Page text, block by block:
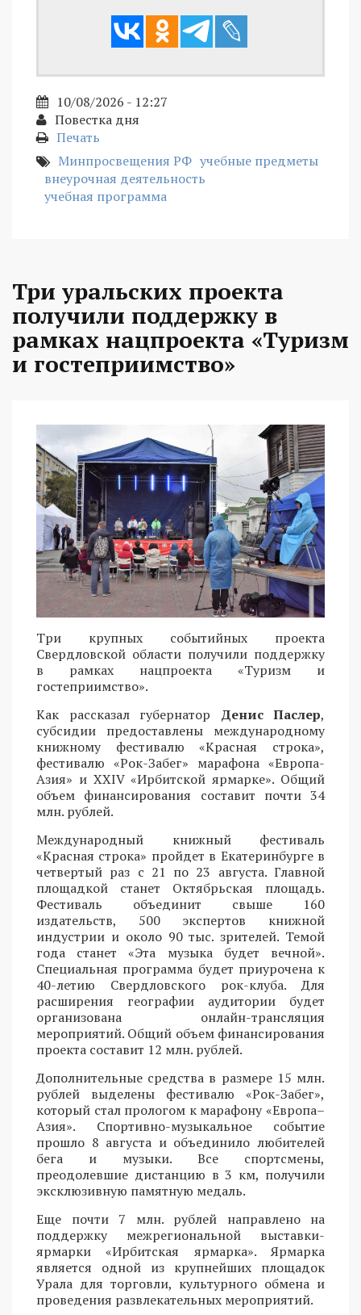
10/08/2026 - 12:27
Повестка дня
Печать
Минпросвещения РФ учебные предметы
внеурочная деятельность
учебная программа
Три уральских проекта
получили поддержку в
рамках нацпроекта «Туризм
и гостеприимство»
Три крупных событийных проекта
Свердловской области получили поддержку
в рамках нацпроекта «Туризм и
гостеприимство».
Как рассказал губернатор Денис Паслер,
субсидии предоставлены международному
книжному фестивалю «Красная строка»,
фестивалю «Рок-Забег» марафона «Европа-
Азия» и XXIV «Ирбитской ярмарке». Общий
объем финансирования составит почти 34
млн. рублей.
Международный книжный фестиваль
«Красная строка» пройдет в Екатеринбурге в
четвертый раз с 21 по 23 августа. Главной
площадкой станет Октябрьская площадь.
Фестиваль объединит свыше 160
издательств, 500 экспертов книжной
индустрии и около 90 тыс. зрителей. Темой
года станет «Эта музыка будет вечной».
Специальная программа будет приурочена к
40-летию Свердловского рок-клуба. Для
расширения географии аудитории будет
организована онлайн-трансляция
мероприятий. Общий объем финансирования
проекта составит 12 млн. рублей.
Дополнительные средства в размере 15 млн.
рублей выделены фестивалю «Рок-Забег»,
который стал прологом к марафону «Европа–
Азия». Спортивно-музыкальное событие
прошло 8 августа и объединило любителей
бега и музыки. Все спортсмены,
преодолевшие дистанцию в 3 км, получили
эксклюзивную памятную медаль.
Еще почти 7 млн. рублей направлено на
поддержку межрегиональной выставки-
ярмарки «Ирбитская ярмарка». Ярмарка
является одной из крупнейших площадок
Урала для торговли, культурного обмена и
проведения развлекательных мероприятий.